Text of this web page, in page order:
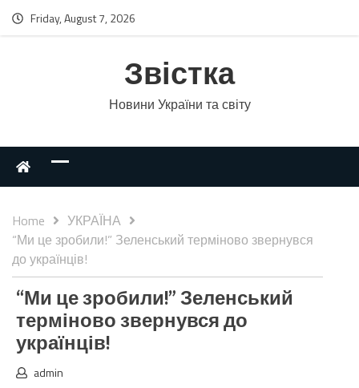
Friday, August 7, 2026
Звістка
Новини України та світу
Home
УКРАЇНА
“Ми це зробили!” Зеленський терміново звернувся
до українців!
“Ми це зробили!” Зеленський
терміново звернувся до
українців!
admin